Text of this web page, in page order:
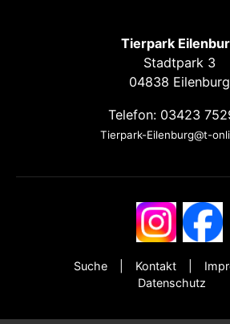
Tierpark
Stadtpark 3
04838 Eilenburg
Telefon: 03423
Tierpark-Eilenburg@t-
Suche Kontakt
Datenschutz